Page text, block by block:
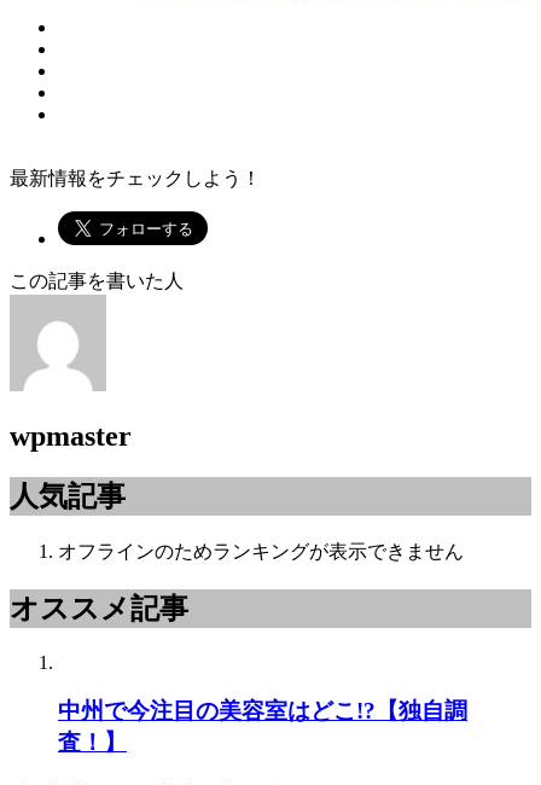
最新情報をチェックしよう！
この記事を書いた人
wpmaster
人気記事
オフラインのためランキングが表示できません
オススメ記事
中州で今注目の美容室はどこ!?【独自調
査！】